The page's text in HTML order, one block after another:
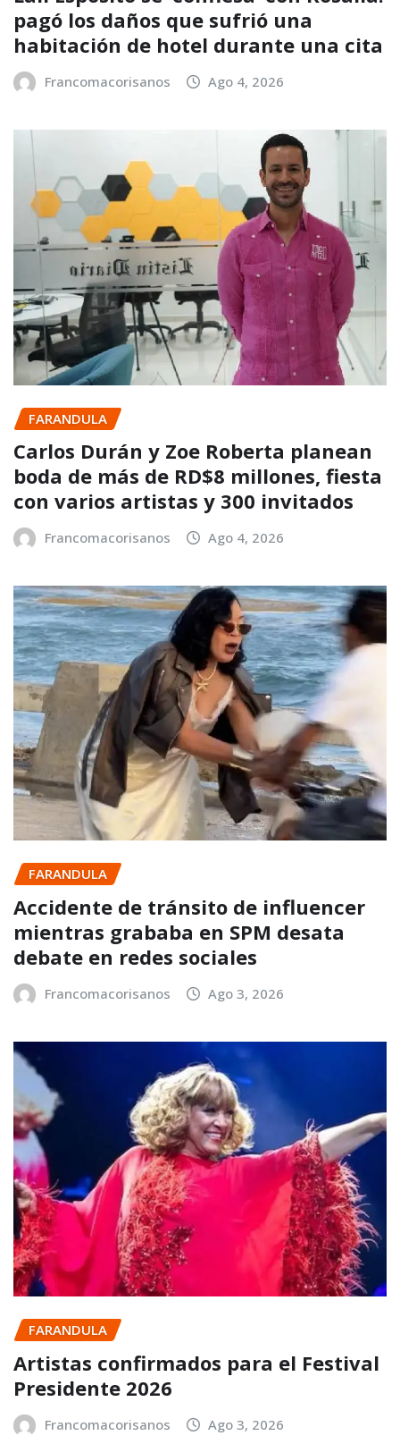
pagó los daños que sufrió una
habitación de hotel durante una cita
Francomacorisanos Ago 4, 2026
FARANDULA
Carlos Durán y Zoe Roberta planean
boda de más de RD$8 millones, fiesta
con varios artistas y 300 invitados
Francomacorisanos Ago 4, 2026
FARANDULA
Accidente de tránsito de influencer
mientras grababa en SPM desata
debate en redes sociales
Francomacorisanos Ago 3, 2026
FARANDULA
Artistas confirmados para el Festival
Presidente 2026
Francomacorisanos Ago 3, 2026